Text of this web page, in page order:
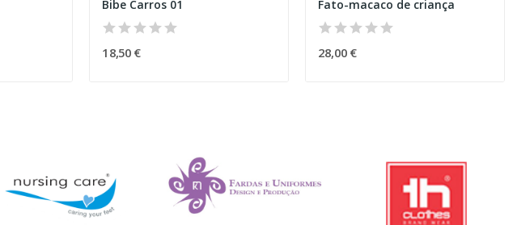
Bibe Carros 01
18,50 €
Fato-macaco de criança
28,00 €